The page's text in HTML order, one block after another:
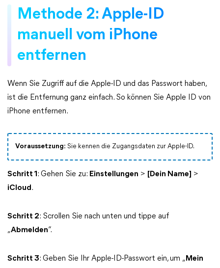
Methode 2: Apple-ID
manuell vom iPhone
entfernen
Wenn Sie Zugriff auf die Apple-ID und das Passwort haben,
ist die Entfernung ganz einfach. So können Sie Apple ID von
iPhone entfernen.
Voraussetzung: Sie kennen die Zugangsdaten zur Apple-ID.
Schritt 1 : Gehen Sie zu: Einstellungen > [Dein Name] >
iCloud.
Schritt 2: Scrollen Sie nach unten und tippe auf
„Abmelden“.
Schritt 3: Geben Sie Ihr Apple-ID-Passwort ein, um „ Mein